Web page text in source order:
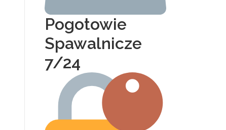
Pogotowie
Spawalnicze
7/24